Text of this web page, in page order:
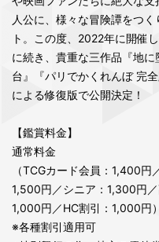
人公に、様々な冒険譚をつ
ト。この度、2022年に開催
に続き、貴重な三作品『地
台』『パリでかくれんぼ 完
による修復版で公開決定！
【鑑賞料金】
通常料金
（TCGカード会員：1,400
1,500円／シニア：1,300円
1,000円／HC割引：1,000円）
※各種割引適用可